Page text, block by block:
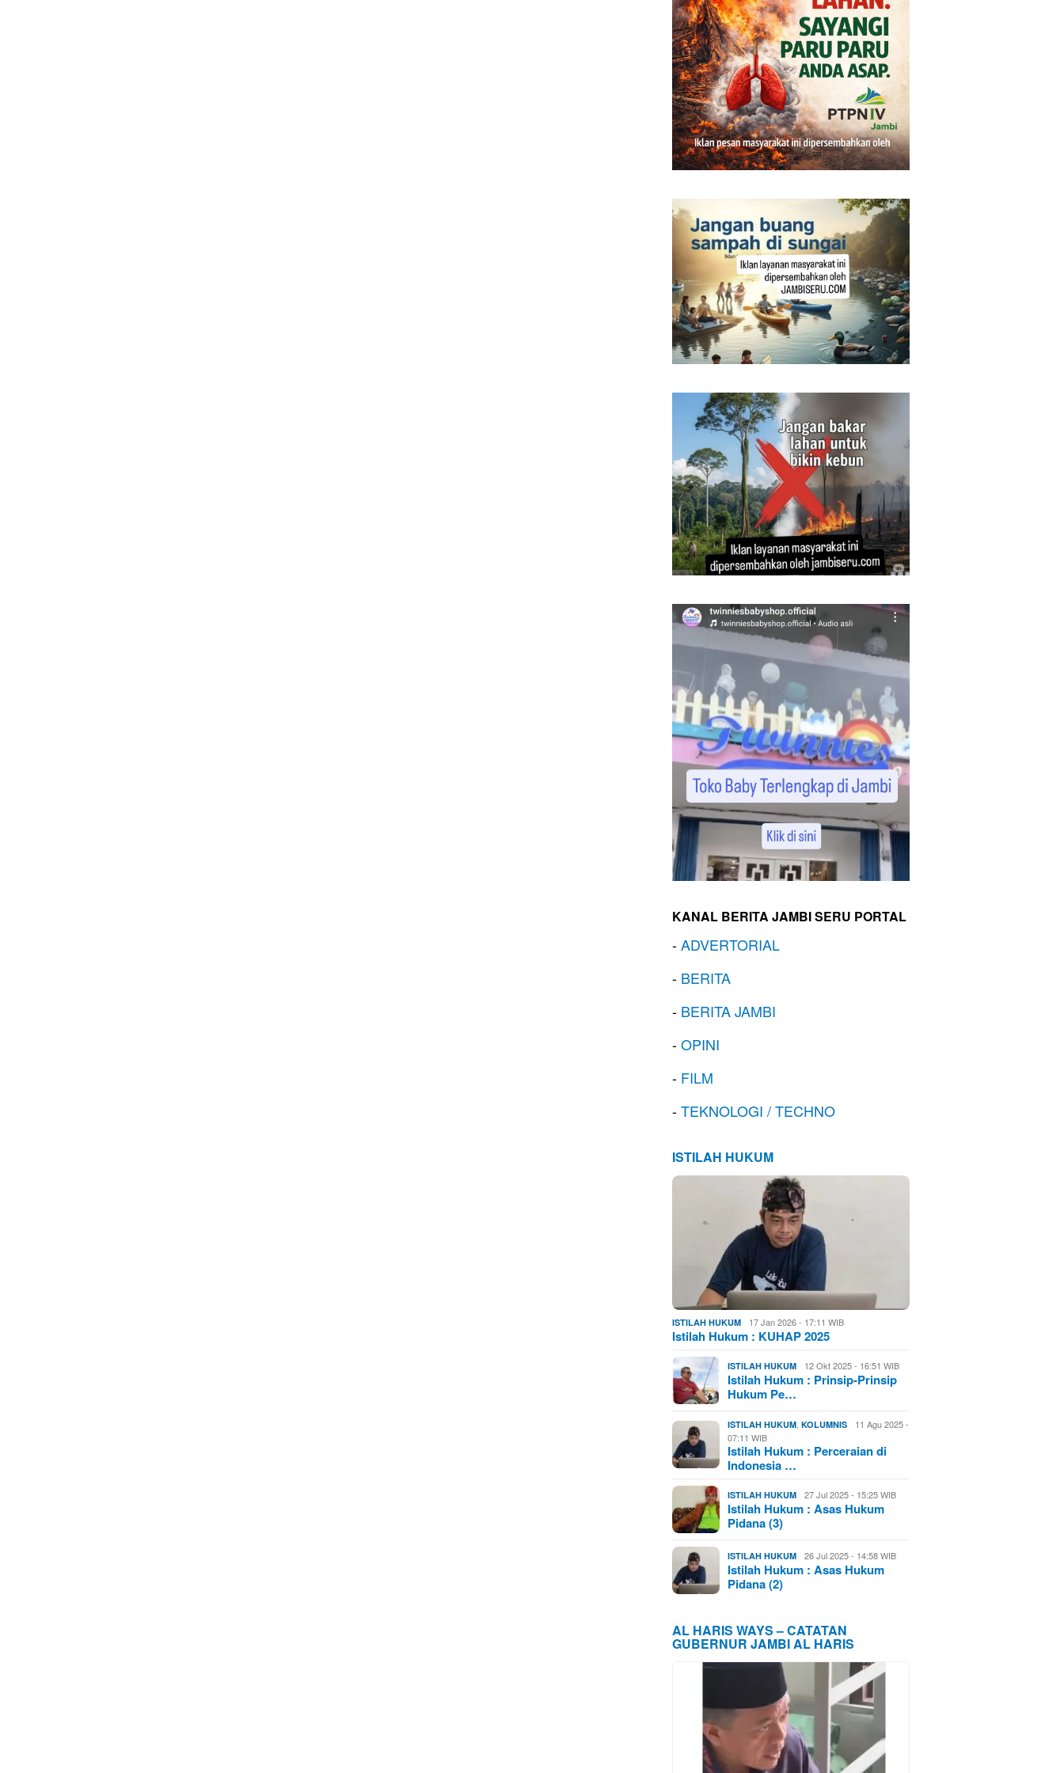
KANAL BERITA JAMBI SERU PORTAL
-ADVERTORIAL
- BERITA
- BERITA JAMBI
-OPINI
- FILM
-TEKNOLOGI / TECHNO
ISTILAH HUKUM
ISTILAH HUKUM 17 Jan 2026 - 17:11 WIB
Istilah Hukum : KUHAP 2025
ISTILAH HUKUM 12 Okt 2025 - 16:51 WIB
Istilah Hukum : Prinsip-Prinsip
Hukum Pe…
ISTILAH HUKUM ,KOLUMNIS
11 Agu 2025 -
07:11 WIB
Istilah Hukum : Perceraian di
Indonesia …
ISTILAH HUKUM 27 Jul 2025 - 15:25 WIB
Istilah Hukum : Asas Hukum
Pidana (3)
ISTILAH HUKUM 26 Jul 2025 - 14:58 WIB
Istilah Hukum : Asas Hukum
Pidana (2)
AL HARIS WAYS – CATATAN
GUBERNUR JAMBI AL HARIS